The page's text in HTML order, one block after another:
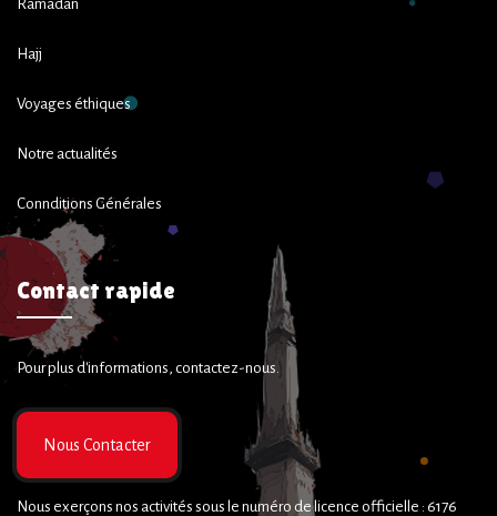
Ramadan
Hajj
Voyages éthiques
Notre actualités
Connditions Générales
Contact rapide
Pour plus d'informations, contactez-nous.
Nous Contacter
Nous exerçons nos activités sous le numéro de licence officielle : 6176